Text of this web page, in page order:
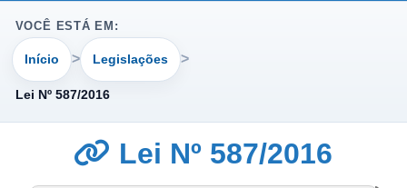
VOCÊ ESTÁ EM:
Início Legislações
Lei Nº 587/2016
Lei Nº 587/2016